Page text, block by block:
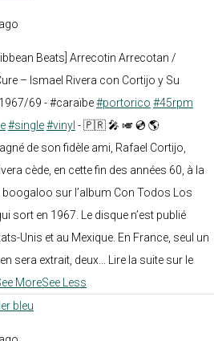
Beats] Arrecotin Arrecotan /
– Ismael Rivera con Cortijo y Su
69 - #caraïbe#portorico #45rpm
#single#vinyl - 🇵🇷 🎤 🎺 💿 🌎
de son fidèle ami, Rafael Cortijo,
cède, en cette fin des années 60, à la
boogaloo sur l’album Con Todos Los
sort en 1967. Le disque n’est publié
Unis et au Mexique. En France, seul un
sera extrait, deux... Lire la suite sur le
MoreSee Less
bleu